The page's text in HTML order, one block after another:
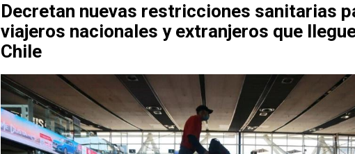
Decretan nuevas restricciones sanitarias
viajeros nacionales y extranjeros que
Chile